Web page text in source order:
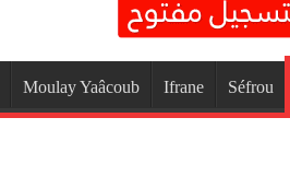
Moulay Yaâcoub Ifrane Séfrou